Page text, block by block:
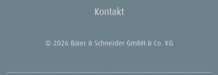
Kontakt
© 2026 Baier & Schneider GmbH & Co. KG